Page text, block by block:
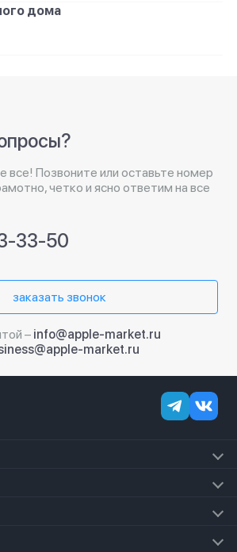
дома
все! Позвоните или оставьте номер
четко и ясно ответим на все
33-50
заказать звонок
– info@apple-market.ru
market.ru
Series 11